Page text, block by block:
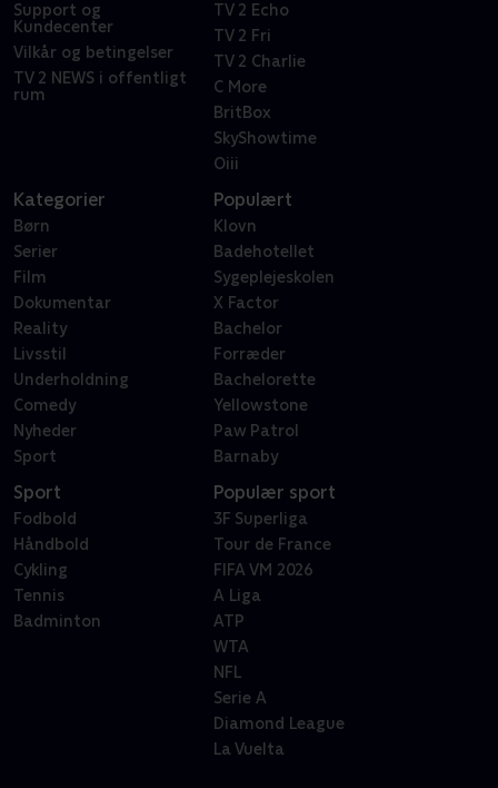
Support og
Kundecenter
Vilkår og betingelser
TV 2 NEWS i offentligt
rum
TV 2 Echo
TV 2 Fri
TV 2 Charlie
C More
BritBox
SkyShowtime
Oiii
Kategorier
Børn
Serier
Film
Dokumentar
Reality
Livsstil
Underholdning
Comedy
Nyheder
Sport
Populært
Klovn
Badehotellet
Sygeplejeskolen
X Factor
Bachelor
Forræder
Bachelorette
Yellowstone
Paw Patrol
Barnaby
Sport
Fodbold
Håndbold
Cykling
Tennis
Badminton
Populær sport
3F Superliga
Tour de France
FIFA VM 2026
A Liga
ATP
WTA
NFL
Serie A
Diamond League
La Vuelta